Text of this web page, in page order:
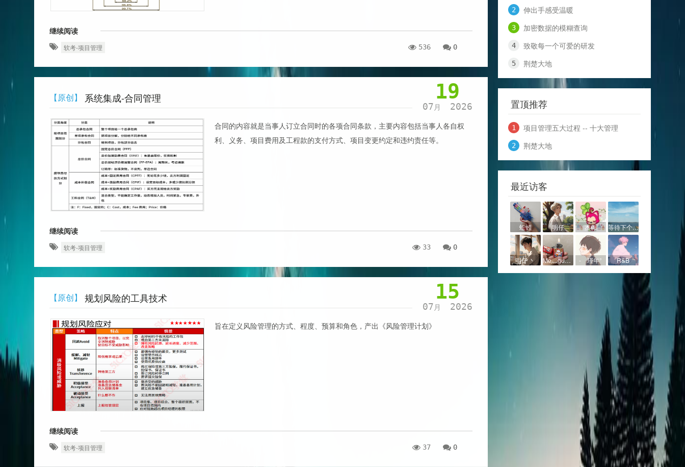
继续阅读
软考-项目管理 536 0
【原创】 系统集成-合同管理 19
07 月 2026
合同的内容就是当事人订立合同时的各项合同条款，主要内容包括当事人各自权
利、义务、项目费用及工程款的支付方式、项目变更约定和违约责任等。
继续阅读
软考-项目管理 33 0
【原创】 规划风险的工具技术 15
07 月 2026
旨在定义风险管理的‌方式、程度、预算和角色‌，产出《风险管理计划》
继续阅读
软考-项目管理 37 0
伸出手感受温暖
加密数据的模糊查询
致敬每一个可爱的研发
荆楚大地
置顶推荐
项目管理五大过程 -- 十大管理
荆楚大地
最近访客
蚯蚓 明仔 杰作 等待下个季节
明仔 丶 Me灬gustasl - 瑾年° R&B